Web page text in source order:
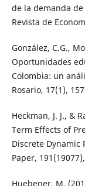
de la demanda
Revista de
González, C.G.,
Oportunidades
Colombia: un
Rosario, 17(1),
Heckman, J. J., &
Term Effects of
Discrete Dynamic
Paper,
Huebener, M.